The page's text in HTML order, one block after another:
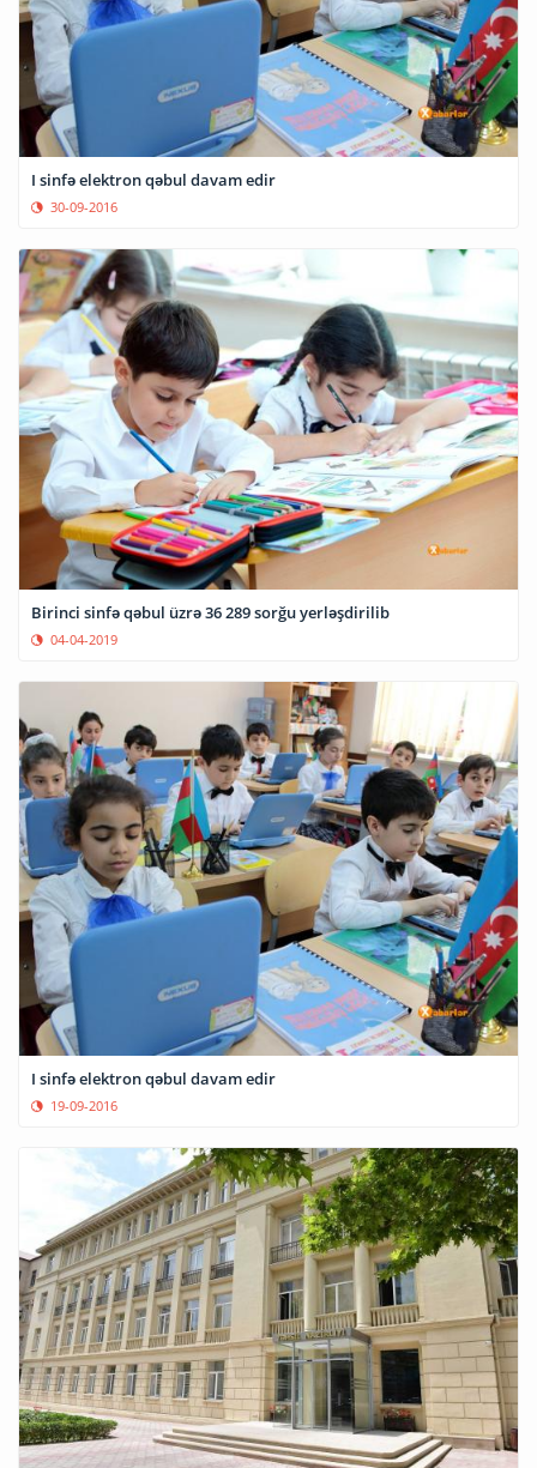
I sinfə elektron qəbul davam edir
30-09-2016
Birinci sinfə qəbul üzrə 36 289 sorğu yerləşdirilib
04-04-2019
I sinfə elektron qəbul davam edir
19-09-2016